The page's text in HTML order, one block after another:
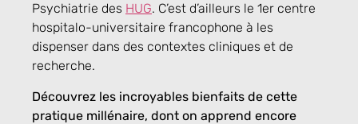
Psychiatrie des HUG. C’est d’ailleurs le 1er centre
hospitalo-universitaire francophone à les
dispenser dans des contextes cliniques et de
recherche.
Découvrez les incroyables bienfaits de cette
pratique millénaire, dont on apprend encore